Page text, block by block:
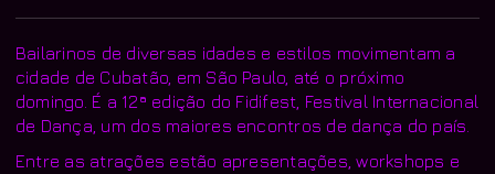
Bailarinos de diversas idades e estilos movimentam a
cidade de Cubatão, em São Paulo, até o próximo
domingo. É a 12ª edição do Fidifest, Festival Internacional
de Dança, um dos maiores encontros de dança do país.
Entre as atrações estão apresentações, workshops e